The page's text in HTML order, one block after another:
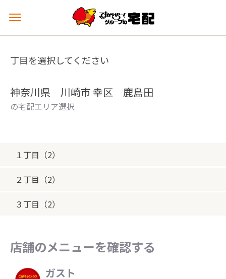
メ
ュ
を
丁目を選択してください
神奈川県 川崎市 幸区 鹿島田
の宅配エリア選択
１丁目（2）
２丁目（2）
３丁目（2）
店舗のメニューを確認する
ガスト